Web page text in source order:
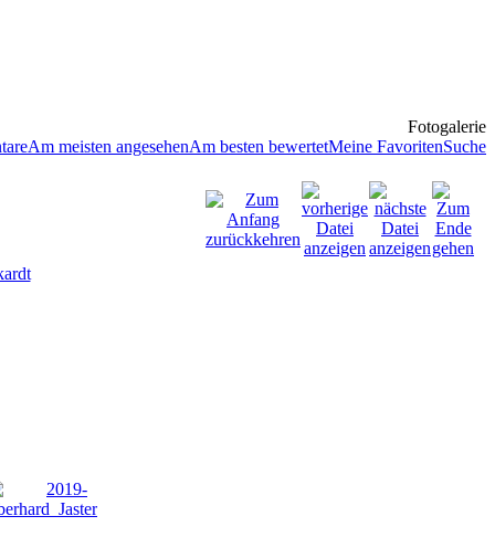
Fotogalerie
Am meisten angesehenAm besten bewertetMeine FavoritenSuche